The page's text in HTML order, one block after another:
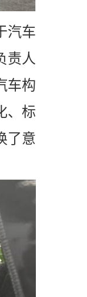
汽车
责人
车构
、标
了意